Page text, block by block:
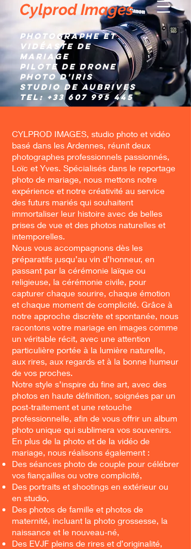
Cylprod Images
Photographe et
Vidéaste de
mariage
Pilote de Drone
Photo d'IRIS
Studio de AUBRIVES
TEL: +33 607 995 445
CYLPROD IMAGES, studio photo et vidéo
basé dans les Ardennes, réunit deux
photographes professionnels passionnés,
Loïc et Yves. Spécialisés dans le reportage
photo de mariage, nous mettons notre
expérience et notre créativité au service
des futurs mariés qui souhaitent
immortaliser leur histoire avec de belles
prises de vue et des photos naturelles et
intemporelles.
Nous vous accompagnons dès les
préparatifs jusqu’au vin d’honneur, en
passant par la cérémonie laïque ou
religieuse, la cérémonie civile, pour
capturer chaque sourire, chaque émotion
et chaque moment de complicité. Grâce à
notre approche discrète et spontanée, nous
racontons votre mariage en images comme
un véritable récit, avec une attention
particulière portée à la lumière naturelle,
aux rires, aux regards et à la bonne humeur
de vos proches.
Notre style s’inspire du fine art, avec des
photos en haute définition, soignées par un
post-traitement et une retouche
professionnelle, afin de vous offrir un album
photo unique qui sublimera vos souvenirs.
En plus de la photo et de la vidéo de
mariage, nous réalisons également :
Des séances photo de couple pour célébrer
vos fiançailles ou votre complicité,
Des portraits et shootings en extérieur ou
en studio,
Des photos de famille et photos de
maternité, incluant la photo grossesse, la
naissance et le nouveau-né,
Des EVJF pleins de rires et d’originalité,